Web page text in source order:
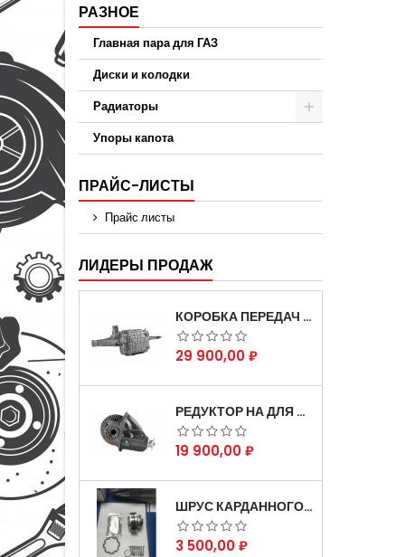
РАЗНОЕ
Главная пара для ГАЗ
Диски и колодки
Радиаторы
Упоры капота
ПРАЙС-ЛИСТЫ
Прайс листы
ЛИДЕРЫ ПРОДАЖ
КОРОБКА ПЕРЕДАЧ НА ДЛЯ АВТОМОБИЛЯ ГАЗЕЛЬ 3302 АРТИКУЛ 3302-1700010 (УСИЛЕННАЯ)
Цена
29 900,00 ₽
РЕДУКТОР НА ДЛЯ АВТОМОБИЛЯ ГАЗЕЛЬ СКОРОСТНОЙ 12Х43 ЗУБ
Цена
19 900,00 ₽
ШРУС КАРДАННОГО ВАЛА СОБОЛЬ ДЛЯ АВТОМОБИЛЯ ГАЗЕЛЬ 4Х4
Цена
3 500,00 ₽